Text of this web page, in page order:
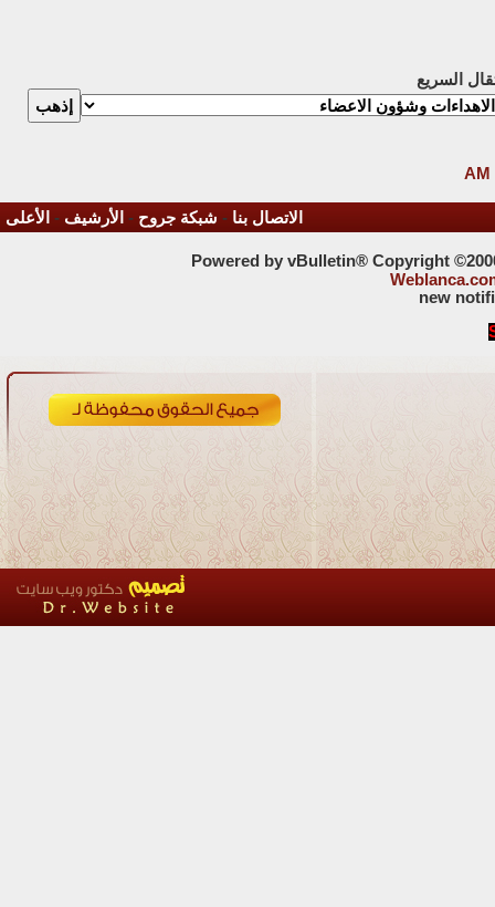
السريع
الاتصال بنا - شبكة جروح - الأرشيف - الأعلى
Powered by vBulletin® Copyright
new